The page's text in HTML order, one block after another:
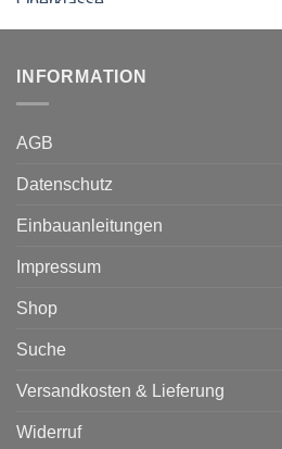
INFORMATION
AGB
Datenschutz
Einbauanleitungen
Impressum
Shop
Suche
Versandkosten & Lieferung
Widerruf